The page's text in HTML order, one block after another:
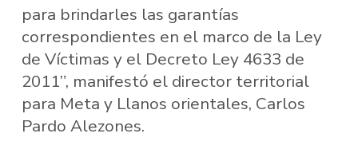
para brindarles las garantías
correspondientes en el marco de la Ley
de Víctimas y el Decreto Ley 4633 de
2011”, manifestó el director territorial
para Meta y Llanos orientales, Carlos
Pardo Alezones.